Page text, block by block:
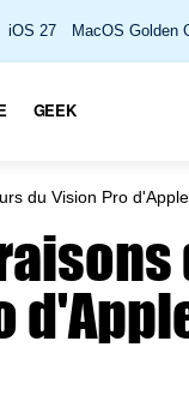
iOS 27 MacOS Golden
GEEK
du Vision Pro d'Apple